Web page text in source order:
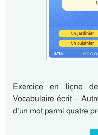
Exercice en ligne
Vocabulaire écrit –
d’un mot parmi quatre